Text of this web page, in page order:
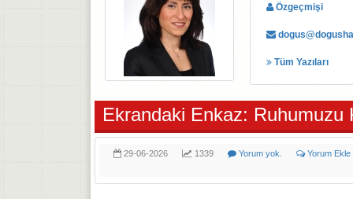
Özgeçmişi
Tüm Yazıları
Ekrandaki Enkaz: Ruhumuzu
29-06-2026 1339 Yorum yok. Yorum Ekle